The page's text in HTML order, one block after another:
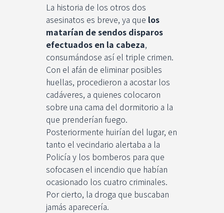
La historia de los otros dos
asesinatos es breve, ya que los
matarían de sendos disparos
efectuados en la cabeza,
consumándose así el triple crimen.
Con el afán de eliminar posibles
huellas, procedieron a acostar los
cadáveres, a quienes colocaron
sobre una cama del dormitorio a la
que prenderían fuego.
Posteriormente huirían del lugar, en
tanto el vecindario alertaba a la
Policía y los bomberos para que
sofocasen el incendio que habían
ocasionado los cuatro criminales.
Por cierto, la droga que buscaban
jamás aparecería.